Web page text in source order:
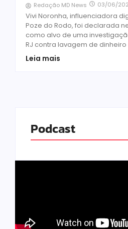
Redação MD News 03/06/
Vivi Noronha, influenciadora
Poze do Rodo, foi declarada
como alvo de uma
RJ contra lavagem de
Leia mais
Podcast